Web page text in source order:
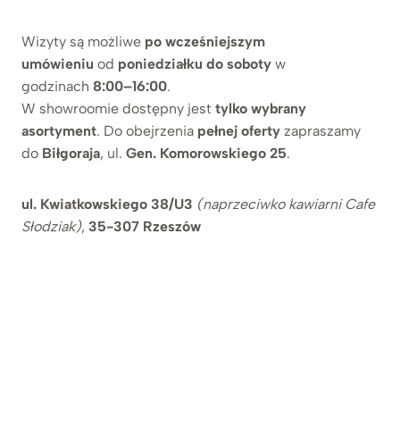
Wizyty są możliwe po wcześniejszym
umówieniu od poniedziałku do soboty w
godzinach 8:00–16:00.
W showroomie dostępny jest tylko wybrany
asortyment. Do obejrzenia pełnej oferty zapraszamy
do Biłgoraja, ul. Gen. Komorowskiego 25.
ul. Kwiatkowskiego 38/U3 (naprzeciwko kawiarni Cafe
Słodziak), 35-307 Rzeszów